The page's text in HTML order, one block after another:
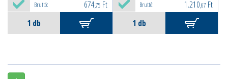
Bruttó: 674,75 Ft Bruttó: 1.210,67 Ft